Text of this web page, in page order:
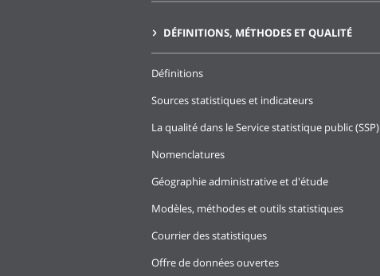
DÉFINITIONS, MÉTHODES ET QUALITÉ
Définitions
Sources statistiques et indicateurs
La qualité dans le Service statistique public (SSP)
Nomenclatures
Géographie administrative et d'étude
Modèles, méthodes et outils statistiques
Courrier des statistiques
Offre de données ouvertes